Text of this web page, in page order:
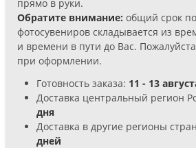
прямо в руки.
Обратите внимание: общий срок
фотосувениров складывается из
и времени в пути до Вас.
при оформлении.
Готовность заказа: 11 - 13
Доставка центральный регион
дня
Доставка в другие регионы
дней